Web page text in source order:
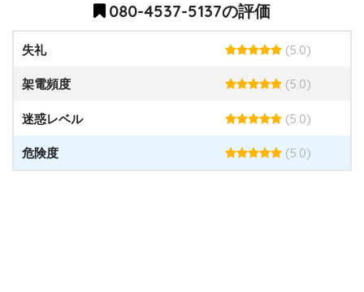
080-4537-5137の評価
失礼 (5.0)
架電頻度 (5.0)
迷惑レベル (5.0)
危険度 (5.0)